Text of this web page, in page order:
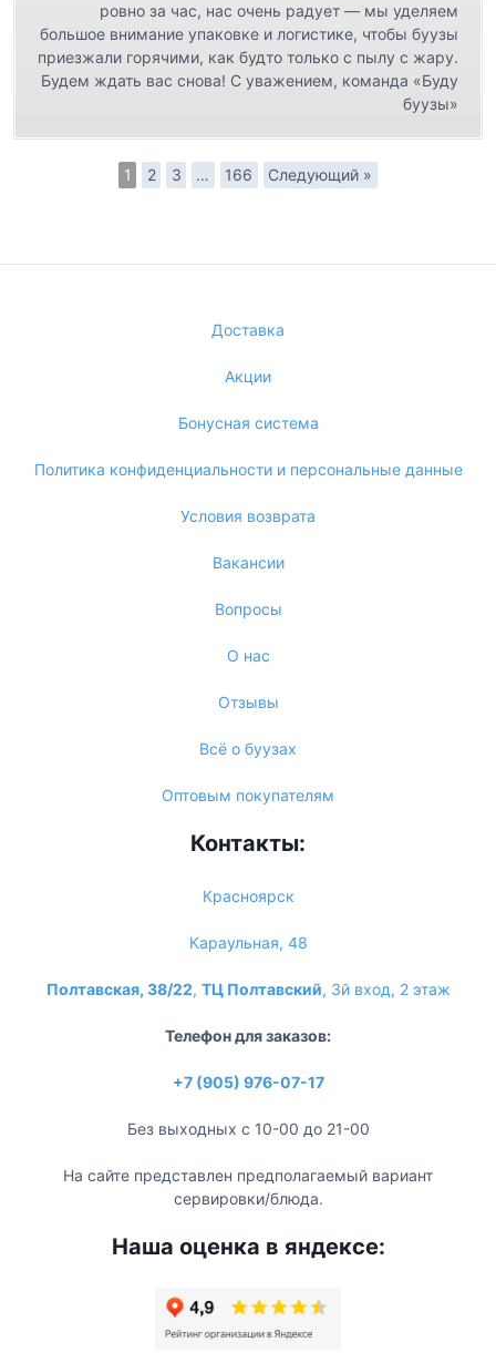
ровно за час, нас очень радует — мы уделяем
большое внимание упаковке и логистике, чтобы буузы
приезжали горячими, как будто только с пылу с жару.
Будем ждать вас снова! С уважением, команда «Буду
буузы»
1 2 3 … 166 Следующий »
Доставка
Акции
Бонусная система
Политика конфиденциальности и персональные данные
Условия возврата
Вакансии
Вопросы
О нас
Отзывы
Всё о буузах
Оптовым покупателям
Контакты:
Красноярск
Караульная, 48
Полтавская, 38/22, ТЦ Полтавский, 3й вход, 2 этаж
Телефон для заказов:
+7 (905) 976-07-17
Без выходных с 10-00 до 21-00
На сайте представлен предполагаемый вариант
сервировки/блюда.
Наша оценка в яндексе: